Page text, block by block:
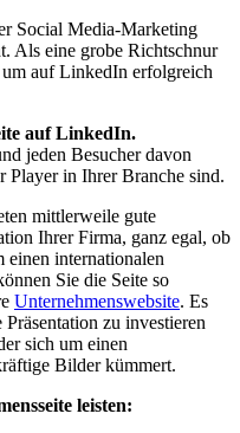
Social Media-Marketing
Als eine grobe Richtschnur
auf LinkedIn erfolgreich
auf LinkedIn.
jeden Besucher davon
Player in Ihrer Branche sind.
mittlerweile gute
Ihrer Firma, ganz egal, ob
einen internationalen
Sie die Seite so
Unternehmenswebsite. Es
zu investieren
sich um einen
Bilder kümmert.
leisten: